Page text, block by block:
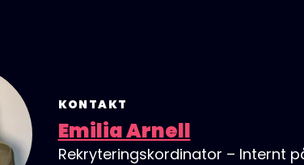
KONTAKT
Emilia Arnell
Rekryteringskordinator – Internt